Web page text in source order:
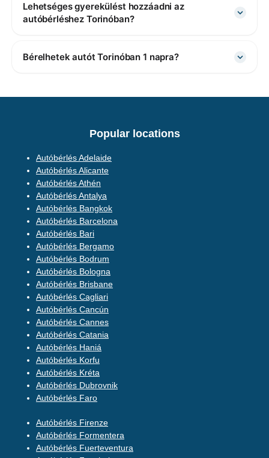
Lehetséges gyerekülést hozzáadni az
autóbérléshez Torinóban?
Bérelhetek autót Torinóban 1 napra?
Popular locations
Autóbérlés Adelaide
Autóbérlés Alicante
Autóbérlés Athén
Autóbérlés Antalya
Autóbérlés Bangkok
Autóbérlés Barcelona
Autóbérlés Bari
Autóbérlés Bergamo
Autóbérlés Bodrum
Autóbérlés Bologna
Autóbérlés Brisbane
Autóbérlés Cagliari
Autóbérlés Cancún
Autóbérlés Cannes
Autóbérlés Catania
Autóbérlés Haniá
Autóbérlés Korfu
Autóbérlés Kréta
Autóbérlés Dubrovnik
Autóbérlés Faro
Autóbérlés Firenze
Autóbérlés Formentera
Autóbérlés Fuerteventura